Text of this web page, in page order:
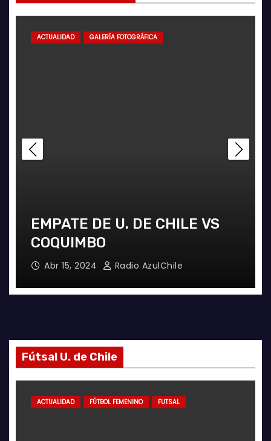
ACTUALIDAD GALERÍA FOTOGRÁFICA
EMPATE DE U. DE CHILE VS
COQUIMBO
Abr 15, 2024 Radio AzulChile
Fútsal U. de Chile
ACTUALIDAD FÚTBOL FEMENINO FUTSAL